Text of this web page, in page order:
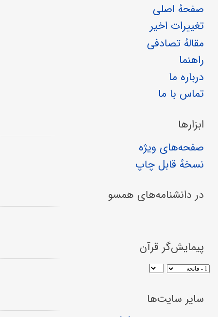
صفحهٔ اصلی
تغییرات اخیر
مقالهٔ تصادفی
راهنما
درباره ما
تماس با ما
ابزارها
صفحه‌های ویژه
نسخهٔ قابل چاپ
در دانشنامه‌های همسو
پیمایش‌گر قرآن
سایر سایت‌ها